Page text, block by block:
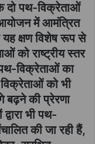
दो पथ-विक्रेताओं
आयोजन में आमंत्रित
यह क्षण विशेष रूप से
को राष्ट्रीय स्तर
विक्रेताओं का
को भी
की प्रेरणा
भी पथ-
की जा रही हैं,